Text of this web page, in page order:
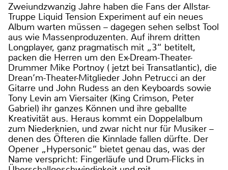
Zweiundzwanzig Jahre haben die Fans der Allstar-
Truppe Liquid Tension Experiment auf ein neues
Album warten müssen – dagegen sehen selbst Tool
aus wie Massenproduzenten. Auf ihrem dritten
Longplayer, ganz pragmatisch mit „3“ betitelt,
packen die Herren um den Ex-Dream-Theater-
Drummer Mike Portnoy ( jetzt bei Transatlantic), die
Drean’m-Theater-Mitglieder John Petrucci an der
Gitarre und John Rudess an den Keyboards sowie
Tony Levin am Viersaiter (King Crimson, Peter
Gabriel) ihr ganzes Können und ihre geballte
Kreativität aus. Heraus kommt ein Doppelalbum
zum Niederknien, und zwar nicht nur für Musiker –
denen des Öfteren die Kinnlade fallen dürfte. Der
Opener „Hypersonic“ bietet genau das, was der
Name verspricht: Fingerläufe und Drum-Flicks in